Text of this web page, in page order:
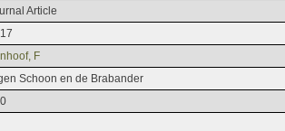
Article
F
Schoon en de Brabander